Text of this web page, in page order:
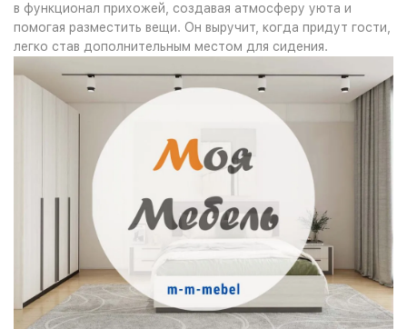
в функционал прихожей, создавая атмосферу уюта и
помогая разместить вещи. Он выручит, когда придут гости,
легко став дополнительным местом для сидения.